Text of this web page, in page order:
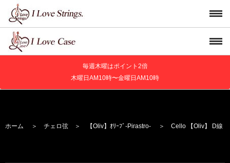
毎週木曜はポイント2倍
木曜日AM10時〜金曜日AM10時
ホーム ＞ チェロ弦 ＞ 【Oliv】 ｵﾘｰﾌﾞ-Pirastro- ＞ Cello 【Oliv】 D線